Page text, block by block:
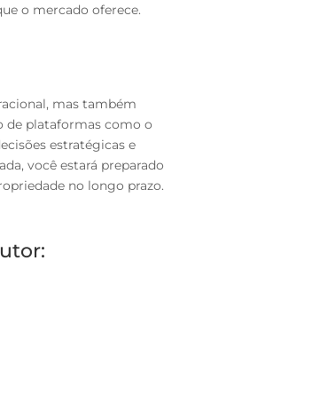
o mercado oferece.
mas também
de plataformas como o
estratégicas e
você estará preparado
no longo prazo.